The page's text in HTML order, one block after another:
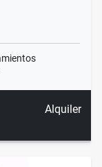
Alquiler